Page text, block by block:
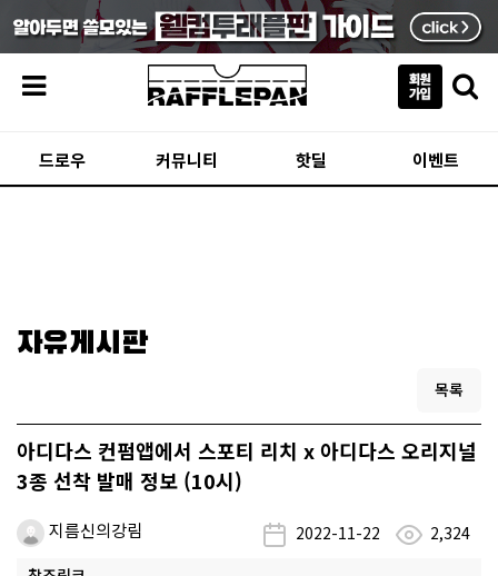
드로우 커뮤니티 핫딜 이벤트
자유게시판
목록
아디다스 컨펌앱에서 스포티 리치 x 아디다스 오리지널
3종 선착 발매 정보 (10시)
지름신의강림 2022-11-22
2,324